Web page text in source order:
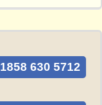
1858 630 5712